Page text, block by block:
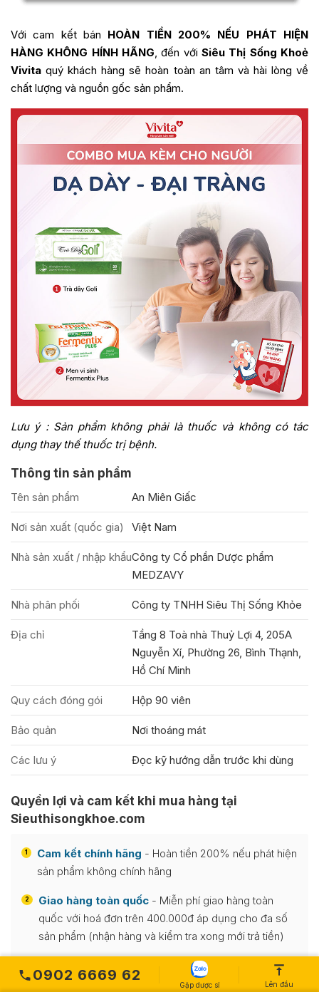
Với cam kết bán HOÀN TIỀN 200% NẾU PHÁT HIỆN
HÀNG KHÔNG HÍNH HÃNG, đến với Siêu Thị Sống Khoẻ
Vivita quý khách hàng sẽ hoàn toàn an tâm và hài lòng về
chất lượng và nguồn gốc sản phẩm.
Lưu ý : Sản phẩm không phải là thuốc và không có tác
dụng thay thế thuốc trị bệnh.
Thông tin sản phẩm
Tên sản phẩm An Miên Giấc
Nơi sản xuất (quốc gia) Việt Nam
Nhà sản xuất / nhập khẩuCông ty Cổ phần Dược phẩm
MEDZAVY
Nhà phân phối Công ty TNHH Siêu Thị Sống Khỏe
Địa chỉ
Tầng 8 Toà nhà Thuỷ Lợi 4, 205A
Nguyễn Xí, Phường 26, Bình Thạnh,
Hồ Chí Minh
Quy cách đóng gói Hộp 90 viên
Bảo quản Nơi thoáng mát
Các lưu ý Đọc kỹ hướng dẫn trước khi dùng
Quyền lợi và cam kết khi mua hàng tại
Sieuthisongkhoe.com
1 Cam kết chính hãng - Hoàn tiền 200% nếu phát hiện
sản phẩm không chính hãng
2 Giao hàng toàn quốc - Miễn phí giao hàng toàn
quốc với hoá đơn trên 400.000đ áp dụng cho đa số
sản phẩm (nhận hàng và kiểm tra xong mới trả tiền)
- Chuyên viên tư vấn trực tiếp 24/7
qua hotline/Zalo 0888 533 350
0902 6669 62
Gặp dược sĩ Lên đầu